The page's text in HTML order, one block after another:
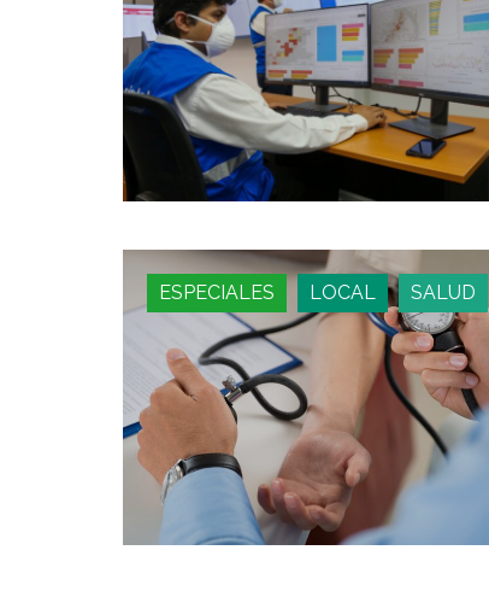
ESPECIALES LOCAL SALUD